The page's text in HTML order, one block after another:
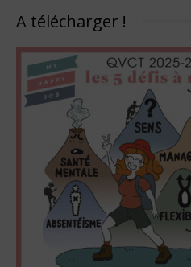
A télécharger !